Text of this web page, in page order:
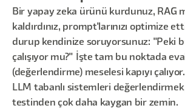
Bir yapay zeka ürünü kurdunuz, RAG
kaldırdınız, prompt'larınızı optimize
durup kendinize soruyorsunuz: "Peki
çalışıyor mu?" İşte tam bu noktada
(değerlendirme) meselesi kapıyı
LLM tabanlı sistemleri değerlendirmek,
testinden çok daha kaygan bir zemin.